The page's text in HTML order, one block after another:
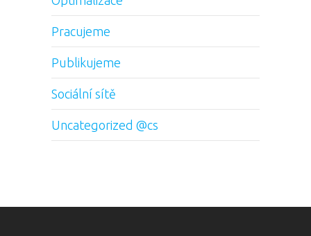
Pracujeme
Publikujeme
Sociální sítě
Uncategorized @cs